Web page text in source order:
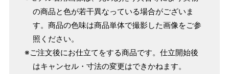
～165cm
～98cm
165cm
LW
4尺4寸
の商品と色が若干異なっている場合がございま
す。商品の色味は商品単体で撮影した画像をご参
照ください。
※ご注文後にお仕立てをする商品です。仕立開始後
はキャンセル・寸法の変更はできかねます。